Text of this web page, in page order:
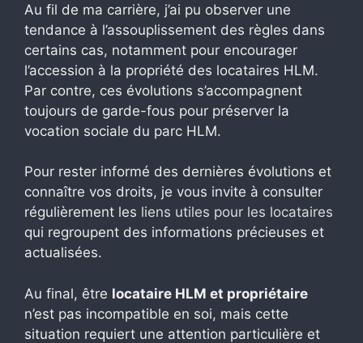
Au fil de ma carrière, j’ai pu observer une
tendance à l’assouplissement des règles dans
certains cas, notamment pour encourager
l’accession à la propriété des locataires HLM.
Par contre, ces évolutions s’accompagnent
toujours de garde-fous pour préserver la
vocation sociale du parc HLM.
Pour rester informé des dernières évolutions et
connaître vos droits, je vous invite à consulter
régulièrement les liens utiles pour les locataires
qui regroupent des informations précieuses et
actualisées.
Au final, être locataire HLM et propriétaire
n’est pas incompatible en soi, mais cette
situation requiert une attention particulière et